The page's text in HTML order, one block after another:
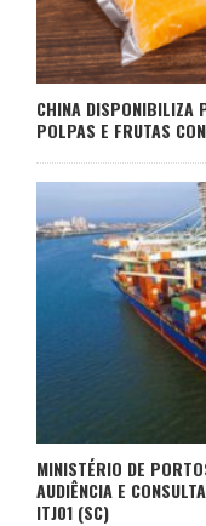
CHINA DISPONIBILIZA
POLPAS E FRUTAS
MINISTÉRIO DE
AUDIÊNCIA E
ITJ01 (SC)